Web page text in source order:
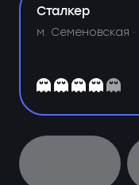
Сталкер
м. Семеновская ·